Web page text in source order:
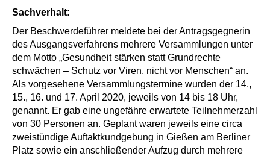
Sachverhalt:
Der Beschwerdeführer meldete bei der Antragsgegnerin
des Ausgangsverfahrens mehrere Versammlungen unter
dem Motto „Gesundheit stärken statt Grundrechte
schwächen – Schutz vor Viren, nicht vor Menschen“ an.
Als vorgesehene Versammlungstermine wurden der 14.,
15., 16. und 17. April 2020, jeweils von 14 bis 18 Uhr,
genannt. Er gab eine ungefähre erwartete Teilnehmerzahl
von 30 Personen an. Geplant waren jeweils eine circa
zweistündige Auftaktkundgebung in Gießen am Berliner
Platz sowie ein anschließender Aufzug durch mehrere